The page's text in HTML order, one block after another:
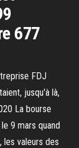
677
FDJ
jusqu'à là,
La bourse
9 mars quand
les valeurs des